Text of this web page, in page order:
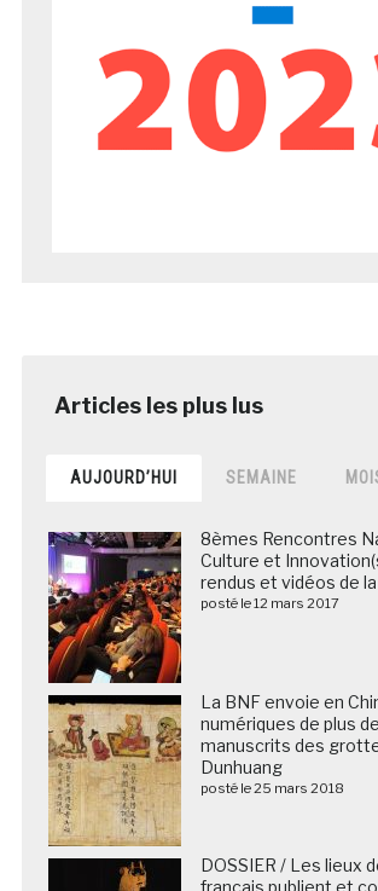
AUJOURD’HUI SEMAINE
8èmes Rencontres
Culture et
rendus et vidéos de
posté le 12 mars 2017
La BNF envoie en
numériques de plus
manuscrits des
Dunhuang
posté le 25 mars 2018
DOSSIER / Les lieux